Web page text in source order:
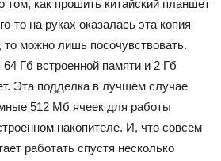
том, как прошить китайский планшет
то на руках оказалась эта копия
можно лишь посочувствовать.
Гб встроенной памяти и 2 Гб
Эта подделка в лучшем случае
512 Мб ячеек для работы
накопителе. И, что совсем
работать спустя несколько